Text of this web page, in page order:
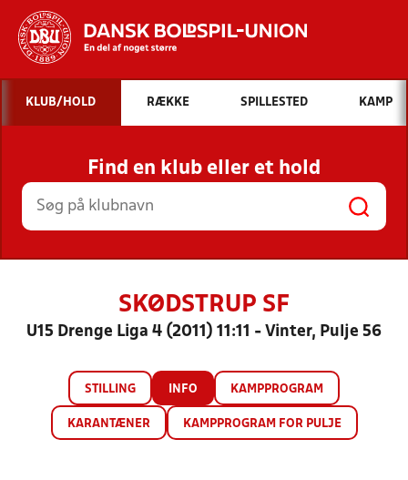
Hvad vil du søge efter?
INDHOLD OG NYHEDER
STILLINGER, RESULTATER, KLUBBER OG
HOLD
KLUB/HOLD RÆKKE SPILLESTED KAMP
Find en klub eller et hold
SKØDSTRUP SF
U15 Drenge Liga 4 (2011) 11:11 - Vinter, Pulje 56
STILLING INFO KAMPPROGRAM
KARANTÆNER KAMPPROGRAM FOR PULJE